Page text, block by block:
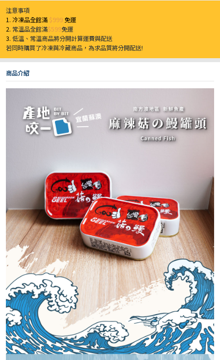
注意事項
1. 冷凍品全館滿 $999免運
2. 常溫品全館滿$599免運
3.低溫、常溫商品將分開計算運費與配送
若同時購買了冷凍與冷藏商品，為求品質將分開配送!
商品介紹